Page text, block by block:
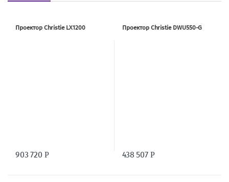
Проектор Christie LX1200
903 720 Р
Проектор Christie DWU550-G
438 507 Р